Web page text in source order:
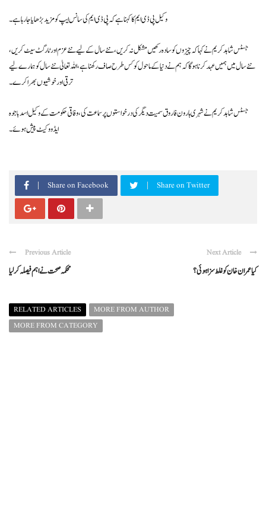
وکیل پی ڈی ایم کا کہنا ہے کہ پی ڈی ایم کی سانس ایپ کو مزید بڑھایا جارہا ہے ۔
جسٹس شاہد کریم نے کہا کہ چیزوں کو سادہ رکھیں مشکل نہ کریں ، نئے سال کے لیے نئے عزم اور ٹارگٹ سیٹ کریں ،
نئے سال میں ہمیں عہد کرنا ہوگا کہ ہم نے دنیا کے ماحول کو کس طرح صاف رکھنا ہے ، اللہ تعالیٰ نئے سال کو ہمارے لیے
ترقی اور خوشیوں بھرا کرے ۔
جسٹس شاہد کریم نے شہری ہارون فاروق سمیت دیگر کی درخواستوں پر سماعت کی ، وفاقی حکومت کے وکیل اسد باجوہ
ایڈووکیٹ پیش ہوئے ۔
Share on Facebook Share on Twitter
Previous Article
محکمہ صحت نے اہم فیصلہ کرلیا
Next Article
کیا عمران خان کو غلط سزا ہوئی ؟
RELATED ARTICLES
MORE FROM AUTHOR
MORE FROM CATEGORY